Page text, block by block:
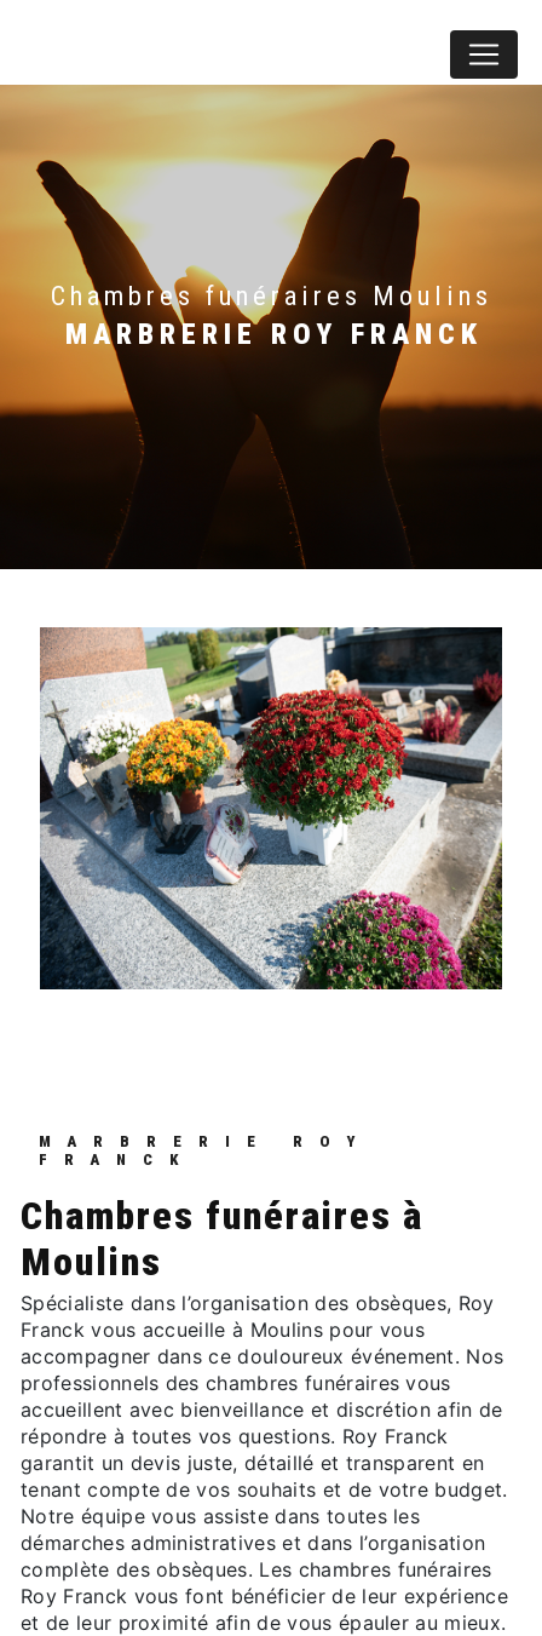
chambres funéraires Moulins
MARBRERIE ROY FRANCK
MARBRERIE ROY
FRANCK
chambres funéraires à
Moulins
Spécialiste dans l’organisation des obsèques, Roy
Franck vous accueille à Moulins pour vous
accompagner dans ce douloureux événement. Nos
professionnels des chambres funéraires vous
accueillent avec bienveillance et discrétion afin de
répondre à toutes vos questions. Roy Franck
garantit un devis juste, détaillé et transparent en
tenant compte de vos souhaits et de votre budget.
Notre équipe vous assiste dans toutes les
démarches administratives et dans l’organisation
complète des obsèques. Les chambres funéraires
Roy Franck vous font bénéficier de leur expérience
et de leur proximité afin de vous épauler au mieux.